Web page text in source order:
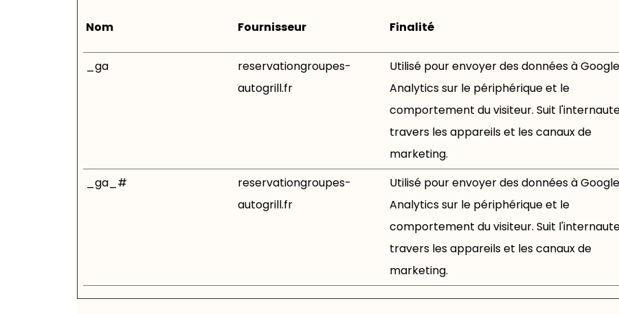
Nom Fournisseur Finalité
_ga
reservationgroupes-
autogrill.fr
Utilisé pour envoyer des données à Google
Analytics sur le périphérique et le
comportement du visiteur. Suit
travers les appareils et les canaux de
marketing.
_ga_#
reservationgroupes-
autogrill.fr
Utilisé pour envoyer des données à Google
Analytics sur le périphérique et le
comportement du visiteur. Suit
travers les appareils et les canaux de
marketing.